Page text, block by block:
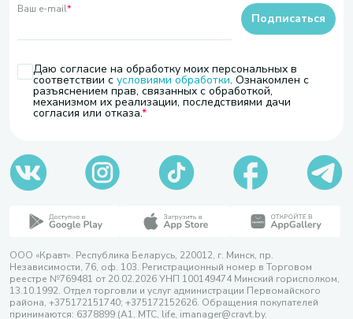
Ваш e-mail*
Даю согласие на обработку моих персональных в
соответствии с условиями обработки. Ознакомлен с
разъяснением прав, связанных с обработкой,
механизмом их реализации, последствиями дачи
согласия или отказа.
Подписаться
ООО «Кравт». Республика Беларусь, 220012, г. Минск, пр.
Независимости, 76, оф. 103. Регистрационный номер в Торговом
реестре №769481 от 20.02.2026 УНП 100149474 Минский горисполком,
13.10.1992. Отдел торговли и услуг администрации Первомайского
района, +375172151740; +375172152626. Обращения покупателей
принимаются: 6378899 (А1, МТС, life, imanager@cravt.by.